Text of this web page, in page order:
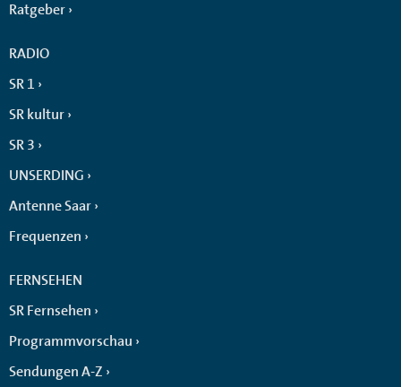
Ratgeber
RADIO
SR 1
SR kultur
SR 3
UNSERDING
Antenne Saar
Frequenzen
FERNSEHEN
SR Fernsehen
Programmvorschau
Sendungen A-Z